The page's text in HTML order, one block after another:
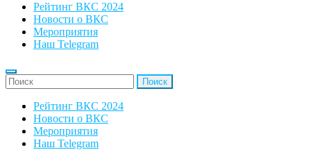
Рейтинг ВКС 2024
Новости о ВКС
Мероприятия
Наш Telegram
'Найти:
Рейтинг ВКС 2024
Новости о ВКС
Мероприятия
Наш Telegram